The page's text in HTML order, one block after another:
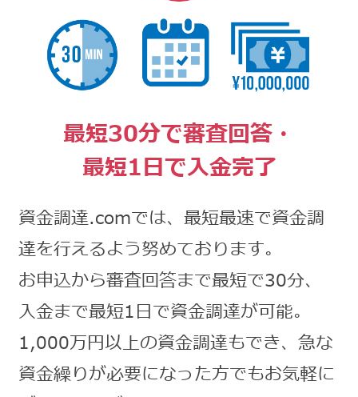
最短30分で審査回答・
最短1日で入金完了
資金調達.comでは、最短最速で資金調
達を行えるよう努めております。
お申込から審査回答まで最短で30分、
入金まで最短1日で資金調達が可能。
1,000万円以上の資金調達もでき、急な
資金繰りが必要になった方でもお気軽に